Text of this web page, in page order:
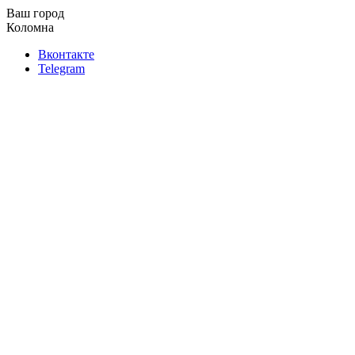
Ваш город
Коломна
Вконтакте
Telegram